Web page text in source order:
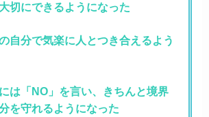
切にできるようになった
自分で気楽に人とつき合えるよう
は「NO」を言い、きちんと境界
を守れるようになった